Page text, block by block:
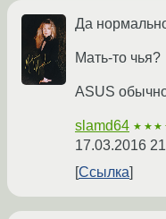
Да
Мать-то чья?
ASUS
slamd64
17.03.2016
Ссылка